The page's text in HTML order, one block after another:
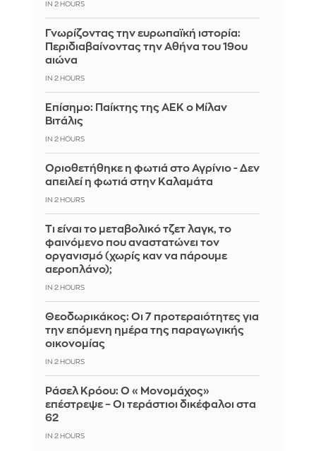
IN 2 HOURS
Γνωρίζοντας την ευρωπαϊκή ιστορία:
Περιδιαβαίνοντας την Αθήνα του 19ου
αιώνα
IN 2 HOURS
Επίσημο: Παίκτης της ΑΕΚ ο Μίλαν
Βιτάλις
IN 2 HOURS
Οριοθετήθηκε η φωτιά στο Αγρίνιο - Δεν
απειλεί η φωτιά στην Καλαμάτα
IN 2 HOURS
Τι είναι το μεταβολικό τζετ λαγκ, το
φαινόμενο που αναστατώνει τον
οργανισμό (χωρίς καν να πάρουμε
αεροπλάνο);
IN 2 HOURS
Θεοδωρικάκος: Οι 7 προτεραιότητες για
την επόμενη ημέρα της παραγωγικής
οικονομίας
IN 2 HOURS
Ράσελ Κρόου: Ο «Μονομάχος»
επέστρεψε – Οι τεράστιοι δικέφαλοι στα
62
IN 2 HOURS